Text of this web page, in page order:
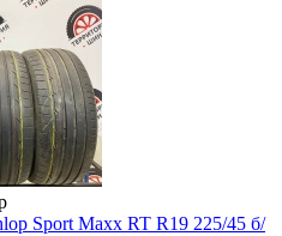
Sport Maxx RT R19 225/45 б/